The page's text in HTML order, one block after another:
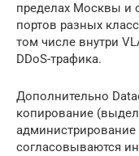
пределах Москвы и
портов разных
том числе внутри
DDoS-трафика.
Дополнительно
копирование
согласовываются